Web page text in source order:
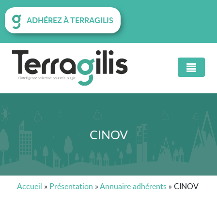
ADHÉREZ À TERRAGILIS
CINOV
Accueil » Présentation »Annuaire adhérents » CINOV